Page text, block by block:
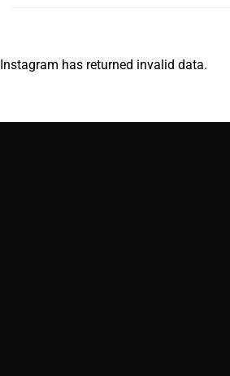
Instagram has returned invalid data.